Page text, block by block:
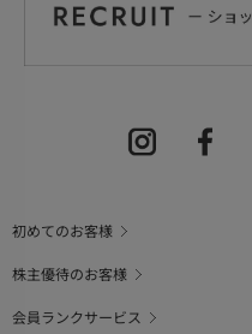
初めてのお客様
株主優待のお客様
会員ランクサービス